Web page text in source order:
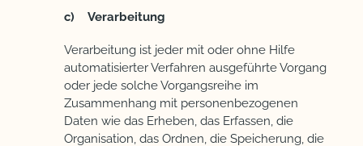
c) Verarbeitung
Verarbeitung ist jeder mit oder ohne Hilfe
automatisierter Verfahren ausgeführte Vorgang
oder jede solche Vorgangsreihe im
Zusammenhang mit personenbezogenen
Daten wie das Erheben, das Erfassen, die
Organisation, das Ordnen, die Speicherung, die